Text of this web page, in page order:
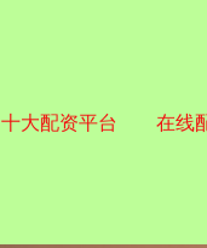
十大配资平台 在线